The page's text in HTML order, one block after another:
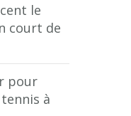
le
court de
pour
à